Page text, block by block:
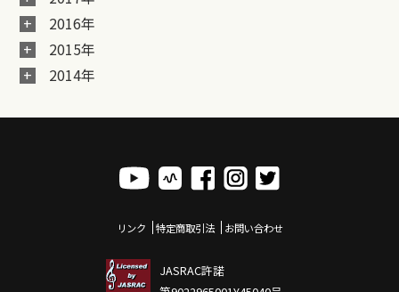
2016年
2015年
2014年
リンク 特定商取引法 お問い合わせ
JASRAC許諾